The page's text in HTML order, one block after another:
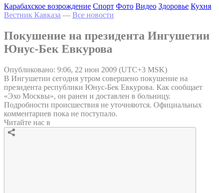
Карабахское возрождение Спорт Фото Видео Здоровье Кухня
Вестник Кавказа — Все новости
Покушение на президента Ингушетии
Юнус-Бек Евкурова
Опубликовано: 9:06, 22 июн 2009 (UTC+3 MSK)
В Ингушетии сегодня утром совершено покушение на
президента республики Юнус-Бек Евкурова. Как сообщает
«Эхо Москвы», он ранен и доставлен в больницу.
Подробности происшествия не уточняются. Официальных
комментариев пока не поступало.
Читайте нас в